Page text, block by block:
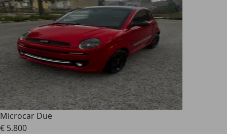
Microcar Due
€ 5.800